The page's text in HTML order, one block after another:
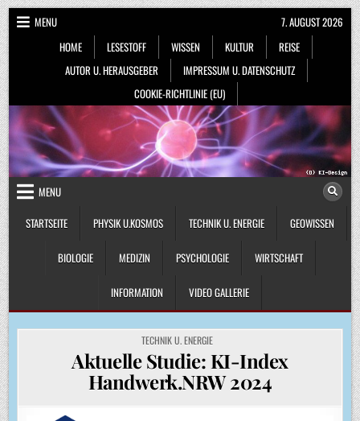
Skip
to
content
MENU
HOME
LESESTOFF WISSEN KULTUR
REISE
AUTOR U. HERAUSGEBER
IMPRESSUM U. DATENSCHUTZ
COOKIE-RICHTLINIE (EU)
7. AUGUST 2026
MENU
STARTSEITE
PHYSIK U.KOSMOS TECHNIK U. ENERGIE GEOWISSEN
BIOLOGIE MEDIZIN PSYCHOLOGIE WIRTSCHAFT
INFORMATION VIDEO GALLERIE
POSTED
IN
TECHNIK U. ENERGIE
Aktuelle Studie: KI-Index
Handwerk.NRW 2024